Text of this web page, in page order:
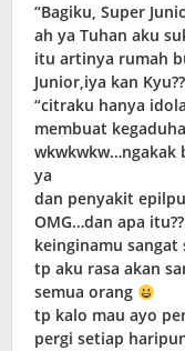
“Bagiku, Super
ah ya Tuhan aku
itu artinya rumah
Junior,iya kan
“citraku hanya
membuat
wkwkwkw…ngakak
ya
dan penyakit
OMG…dan apa
keinginamu sangat
tp aku rasa akan
semua orang
tp kalo mau ayo
pergi setiap